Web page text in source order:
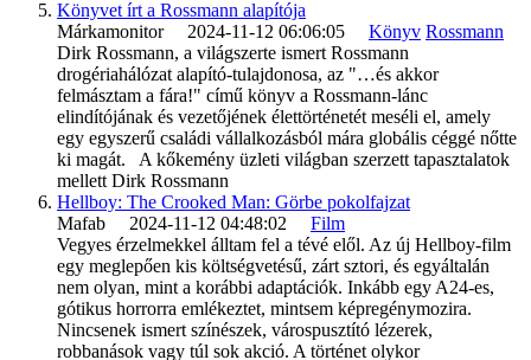
Könyvet írt a Rossmann alapítója
Márkamonitor 2024-11-12 06:06:05 Könyv Rossmann
Dirk Rossmann, a világszerte ismert Rossmann
drogériahálózat alapító-tulajdonosa, az "…és akkor
felmásztam a fára!" című könyv a Rossmann-lánc
elindítójának és vezetőjének élettörténetét meséli el, amely
egy egyszerű családi vállalkozásból mára globális céggé nőtte
ki magát. A kőkemény üzleti világban szerzett tapasztalatok
mellett Dirk Rossmann
Hellboy: The Crooked Man: Görbe pokolfajzat
Mafab 2024-11-12 04:48:02 Film
Vegyes érzelmekkel álltam fel a tévé elől. Az új Hellboy-film
egy meglepően kis költségvetésű, zárt sztori, és egyáltalán
nem olyan, mint a korábbi adaptációk. Inkább egy A24-es,
gótikus horrorra emlékeztet, mintsem képregénymozira.
Nincsenek ismert színészek, várospusztító lézerek,
robbanások vagy túl sok akció. A történet olykor